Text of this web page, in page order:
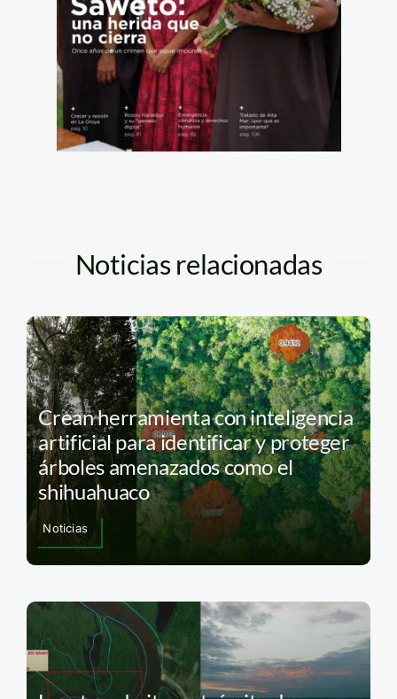
Noticias relacionadas
Crean herramienta con inteligencia
artificial para identificar y proteger
árboles amenazados como el
shihuahuaco
Noticias